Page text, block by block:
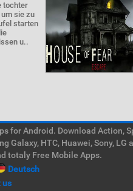
tochter
sie zu
starten
u..
Android. Download Action,
HTC, Huawei, Sony,
totaly Free Mobile Apps.
Deutsch
us